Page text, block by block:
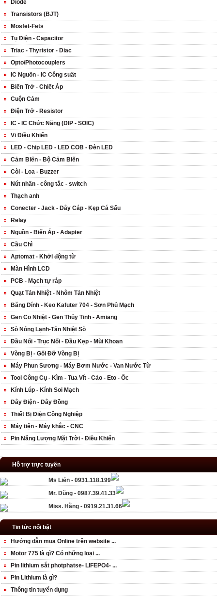
Diode
Transistors (BJT)
Mosfet-Fets
Tụ Điện - Capacitor
Triac - Thyristor - Diac
Opto/Photocouplers
IC Nguồn - IC Công suất
Biến Trở - Chiết Áp
Cuộn Cảm
Điện Trở - Resistor
IC - IC Chức Năng (DIP - SOIC)
Vi Điều Khiển
LED - Chip LED - LED COB - Đèn LED
Cảm Biến - Bộ Cảm Biến
Còi - Loa - Buzzer
Nút nhấn - công tắc - switch
Thạch anh
Conecter - Jack - Dây Cáp - Kẹp Cá Sấu
Relay
Nguồn - Biến Áp - Adapter
Cầu Chì
Aptomat - Khởi động từ
Màn Hình LCD
PCB - Mạch tự ráp
Quạt Tản Nhiệt - Nhôm Tản Nhiệt
Băng Dính - Keo Kafuter 704 - Sơn Phủ Mạch
Gen Co Nhiệt - Gen Thủy Tinh - Amiang
Sò Nóng Lạnh-Tản Nhiệt Sò
Đầu Nối - Trục Nối - Đầu Kẹp - Mũi Khoan
Vòng Bị - Gối Đỡ Vòng Bị
Máy Phun Sương - Máy Bơm Nước - Van Nước Từ
Tool Công Cụ - Kìm - Tua Vít - Cảo - Eto - Ốc
Kính Lúp - Kính Soi Mạch
Dây Điện - Dây Đồng
Thiết Bị Điện Công Nghiệp
Máy tiện - Máy khắc - CNC
Pin Năng Lượng Mặt Trời - Điều Khiển
Hỗ trợ trực tuyến
Ms Liên - 0931.118.199
Mr. Dũng - 0987.39.41.33
Miss. Hằng - 0919.21.31.66
Tin tức nổi bật
Hướng dẫn mua Online trên website ...
Motor 775 là gì? Có những loại ...
Pin lithium sắt photphatse- LIFEPO4- ...
Pin Lithium là gì?
Thông tin tuyển dụng